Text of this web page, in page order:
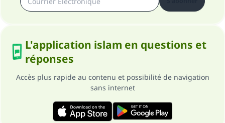
L'application islam en questions et
réponses
Accès plus rapide au contenu et possibilité de navigation
sans internet